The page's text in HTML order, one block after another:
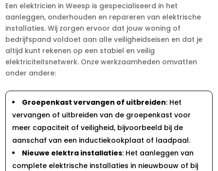
Een elektricien in Weesp is gespecialiseerd in het
aanleggen, onderhouden en repareren van elektrische
installaties. Wij zorgen ervoor dat jouw woning of
bedrijfspand voldoet aan alle veiligheidseisen en dat je
altijd kunt rekenen op een stabiel en veilig
elektriciteitsnetwerk. Onze werkzaamheden omvatten
onder andere:
Groepenkast vervangen of uitbreiden: Het
vervangen of uitbreiden van de groepenkast voor
meer capaciteit of veiligheid, bijvoorbeeld bij de
aanschaf van een inductiekookplaat of laadpaal.
Nieuwe elektra installaties: Het aanleggen van
complete elektrische installaties in nieuwbouw of bij